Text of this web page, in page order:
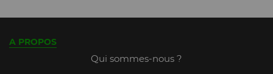
A PROPOS
Qui sommes-nous ?